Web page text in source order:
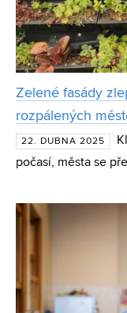
Zelené fasády
rozpálených
22. DUBNA 2025
počasí, města se
Vystrčila z Ústavu